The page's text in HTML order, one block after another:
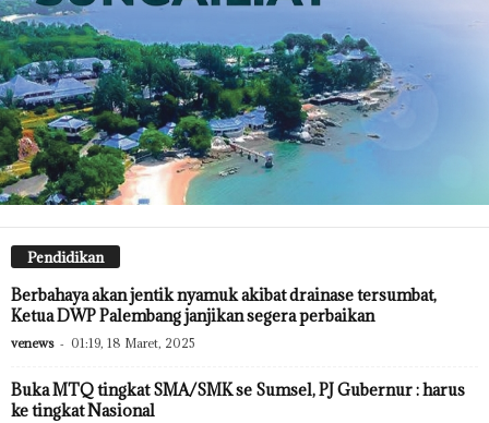
Pendidikan
Berbahaya akan jentik nyamuk akibat drainase tersumbat,
Ketua DWP Palembang janjikan segera perbaikan
venews - 01:19, 18 Maret, 2025
Buka MTQ tingkat SMA/SMK se Sumsel, PJ Gubernur : harus
ke tingkat Nasional